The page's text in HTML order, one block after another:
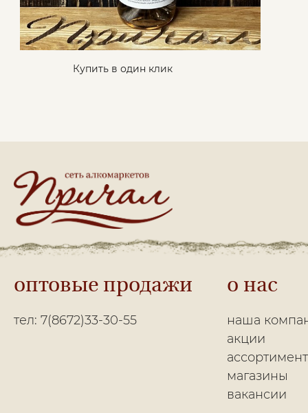
Купить в один клик
оптовые продажи
тел: 7(8672)33-30-55
о нас
наша
акции
ассортимент
магазины
вакансии